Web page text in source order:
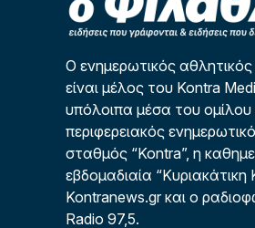
Ο ενημερωτικός
είναι μέλος του Kontra
υπόλοιπα μέσα του ομίλου
περιφερειακός
σταθμός “Kontra”, η
εβδομαδιαία
Kontranews.gr και ο
Radio 97,5.